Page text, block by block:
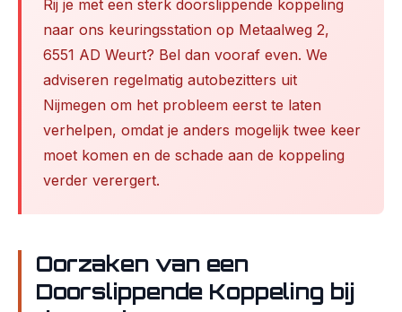
Rij je met een sterk doorslippende koppeling
naar ons keuringsstation op Metaalweg 2,
6551 AD Weurt? Bel dan vooraf even. We
adviseren regelmatig autobezitters uit
Nijmegen om het probleem eerst te laten
verhelpen, omdat je anders mogelijk twee keer
moet komen en de schade aan de koppeling
verder verergert.
Oorzaken van een
Doorslippende Koppeling bij